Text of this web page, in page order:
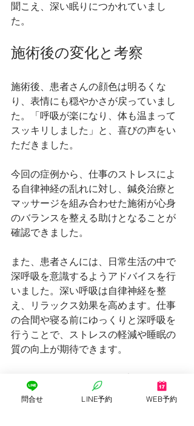
聞こえ、深い眠りにつかれていまし
た。
施術後の変化と考察
施術後、患者さんの顔色は明るくな
り、表情にも穏やかさが戻っていまし
た。「呼吸が楽になり、体も温まって
スッキリしました」と、喜びの声をい
ただきました。
今回の症例から、仕事のストレスによ
る自律神経の乱れに対し、鍼灸治療と
マッサージを組み合わせた施術が心身
のバランスを整える助けとなることが
確認できました。
また、患者さんには、日常生活の中で
深呼吸を意識するようアドバイスを行
いました。深い呼吸は自律神経を整
え、リラックス効果を高めます。仕事
の合間や寝る前にゆっくりと深呼吸を
行うことで、ストレスの軽減や睡眠の
質の向上が期待できます。
今後も、ストレスによる不調に悩む
方々に対し、心身の調和を取り戻すた
問合せ LINE予約 WEB予約